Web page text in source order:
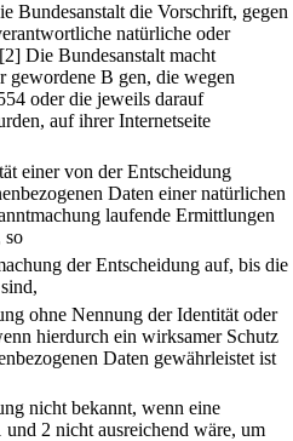
Bundesanstalt die Vorschrift, gegen
natürliche oder
[2] Die Bundesanstalt macht
gewordene B gen, die wegen
oder die jeweils darauf
auf ihrer Internetseite
einer von der Entscheidung
Daten einer natürlichen
laufende Ermittlungen
so
der Entscheidung auf, bis die
ohne Nennung der Identität oder
hierdurch ein wirksamer Schutz
Daten gewährleistet ist
nicht bekannt, wenn eine
2 nicht ausreichend wäre, um